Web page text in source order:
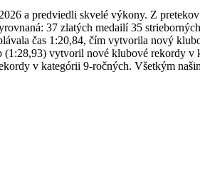
a predviedli skvelé výkony. Z
37 zlatých medailí 35
čas 1:20,84, čím vytvorila nový
vytvoril nové klubové rekordy
v kategórii 9-ročných. Všetkým